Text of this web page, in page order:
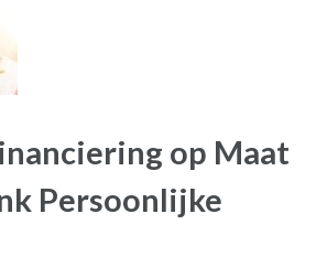
op Maat
Persoonlijke